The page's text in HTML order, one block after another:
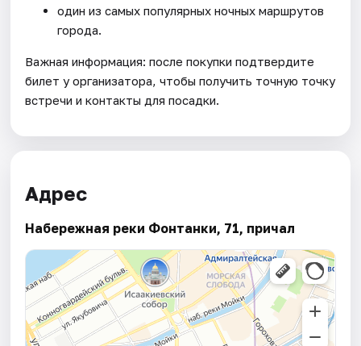
один из самых популярных ночных маршрутов
города.
Важная информация: после покупки подтвердите
билет у организатора, чтобы получить точную точку
встречи и контакты для посадки.
Адрес
Набережная реки Фонтанки, 71, причал